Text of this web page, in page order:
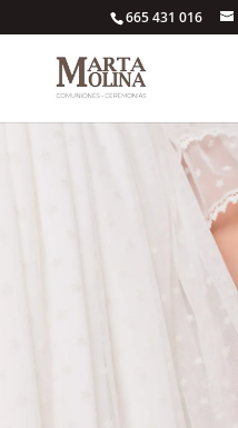
665 431 016